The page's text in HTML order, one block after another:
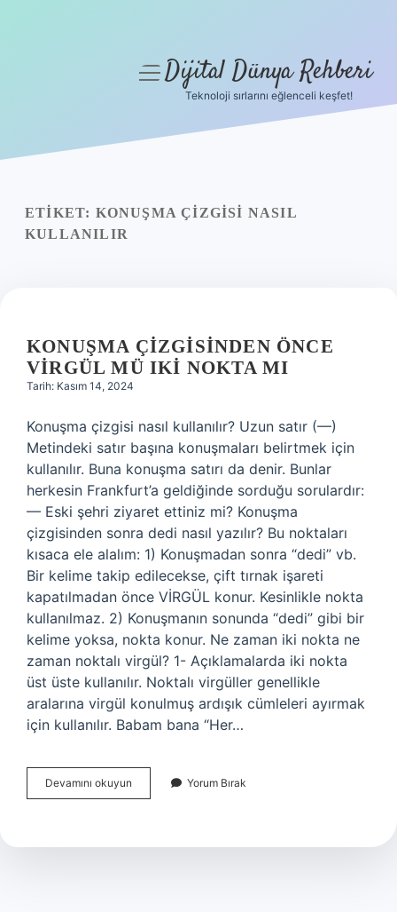
Yasal Uyarı
menüyüDijital Dünya Rehberi
Teknoloji sırlarını eğlenceli keşfet!
ETIKET: KONUŞMA ÇIZGISI NASIL
KULLANILIR
KONUŞMA ÇIZGISINDEN ÖNCE
VIRGÜL MÜ IKI NOKTA MI
Tarih: Kasım 14, 2024
Konuşma çizgisi nasıl kullanılır? Uzun satır (—)
Metindeki satır başına konuşmaları belirtmek için
kullanılır. Buna konuşma satırı da denir. Bunlar
herkesin Frankfurt’a geldiğinde sorduğu sorulardır:
— Eski şehri ziyaret ettiniz mi? Konuşma
çizgisinden sonra dedi nasıl yazılır? Bu noktaları
kısaca ele alalım: 1) Konuşmadan sonra “dedi” vb.
Bir kelime takip edilecekse, çift tırnak işareti
kapatılmadan önce VİRGÜL konur. Kesinlikle nokta
kullanılmaz. 2) Konuşmanın sonunda “dedi” gibi bir
kelime yoksa, nokta konur. Ne zaman iki nokta ne
zaman noktalı virgül? 1- Açıklamalarda iki nokta
üst üste kullanılır. Noktalı virgüller genellikle
aralarına virgül konulmuş ardışık cümleleri ayırmak
için kullanılır. Babam bana “Her…
Devamını okuyun Konuşma
Çizgisinden
Mü
Yorum Bırak